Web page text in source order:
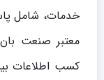
خدمات، شامل
معتبر صنعت
کسب اطلاعات